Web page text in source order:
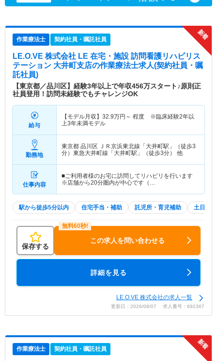
作業療法士 契約社員・嘱託社員
LE.O.VE 株式会社 LE 在宅・施設 訪問看護リハビリス
テーション 大井町支店の作業療法士求人(契約社員・嘱
託社員)
【東京都／品川区】経験3年以上で年収456万スタート♪原則正
社員登用！訪問未経験でもチャレンジOK
給与
【モデル月収】 32.9万円～ 程度 ※臨床経験2年以
上3年未満モデル
勤務地
東京都 品川区 ＪＲ京浜東北線「大井町駅」（徒歩3
分）東急大井町線「大井町駅」（徒歩3分） 他
仕事内容
■ご利用者様のお宅に訪問してリハビリを行います
※店舗から20分圏内が中心です（…
駅から徒歩5分以内 住宅手当・補助 託児所・育児補助 土日祝休
保存する
この求人を問い合わせる
詳細を見る
LE.O.VE 株式会社の求人一覧
更新日：2026/08/07 求人番号：692367
作業療法士 契約社員・嘱託社員